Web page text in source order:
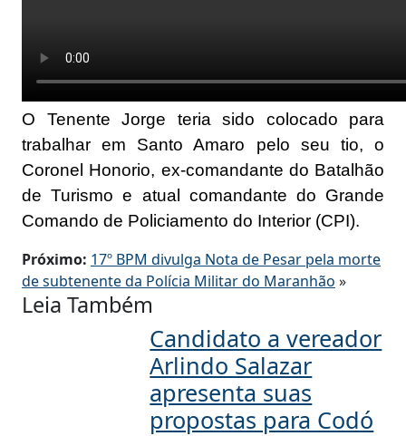
O Tenente Jorge teria sido colocado para
trabalhar em Santo Amaro pelo seu tio, o
Coronel Honorio, ex-comandante do Batalhão
de Turismo e atual comandante do Grande
Comando de Policiamento do Interior (CPI).
Próximo: 17º BPM divulga Nota de Pesar pela morte
de subtenente da Polícia Militar do Maranhão »
Leia Também
Candidato a vereador
Arlindo Salazar
apresenta suas
propostas para Codó